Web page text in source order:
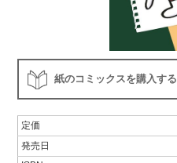
紙のコミックスを購入する
定価
発売日